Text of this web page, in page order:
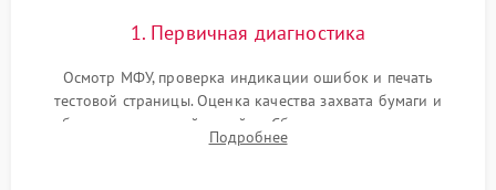
1. Первичная диагностика
Осмотр МФУ, проверка индикации ошибок и печать
тестовой страницы. Оценка качества захвата бумаги и
работы сканирующей линейки. Сбор данных о замятиях,
дефектах изображения или посторонних шумах при работе.
Подробнее